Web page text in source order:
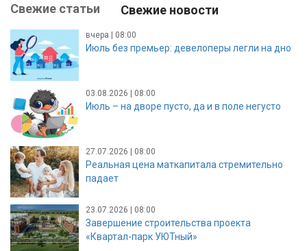
Свежие статьи Свежие новости
вчера | 08:00
Июль без премьер: девелоперы легли на дно
03.08.2026 | 08:00
Июль – на дворе пусто, да и в поле негусто
27.07.2026 | 08:00
Реальная цена маткапитала стремительно
падает
23.07.2026 | 08:00
Завершение строительства проекта
«Квартал-парк УЮТный»